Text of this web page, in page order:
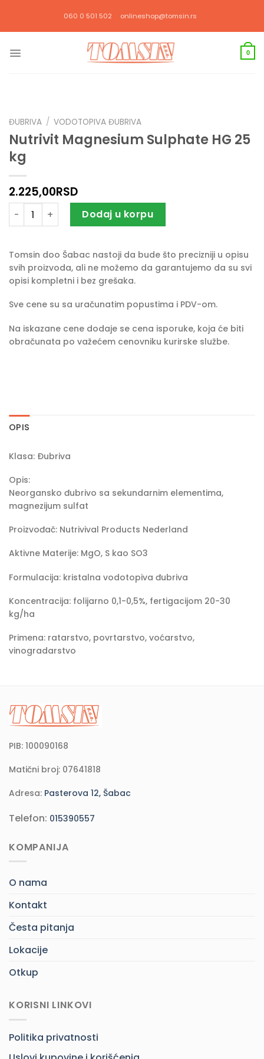
садржај
060 0 501 502 onlineshop@tomsin.rs
0
ĐUBRIVA / VODOTOPIVA ĐUBRIVA
Nutrivit Magnesium Sulphate HG 25
kg
2.225,00RSD
Nutrivit Magnesium Sulphate HG 25 kg količina
Dodaj u korpu
Tomsin doo Šabac nastoji da bude što precizniji u opisu
svih proizvoda, ali ne možemo da garantujemo da su svi
opisi kompletni i bez grešaka.
Sve cene su sa uračunatim popustima i PDV-om.
Na iskazane cene dodaje se cena isporuke, koja će biti
obračunata po važećem cenovniku kurirske službe.
OPIS
Klasa: Ðubriva
Opis:
Neorgansko đubrivo sa sekundarnim elementima,
magnezijum sulfat
Proizvođač: Nutrivival Products Nederland
Aktivne Materije: MgO, S kao SO3
Formulacija: kristalna vodotopiva đubriva
Koncentracija: folijarno 0,1-0,5%, fertigacijom 20-30
kg/ha
Primena: ratarstvo, povrtarstvo, voćarstvo,
vinogradarstvo
PIB: 100090168
Matični broj: 07641818
Adresa: Pasterova 12, Šabac
Telefon: 015390557
KOMPANIJA
O nama
Kontakt
Česta pitanja
Lokacije
Otkup
KORISNI LINKOVI
Politika privatnosti